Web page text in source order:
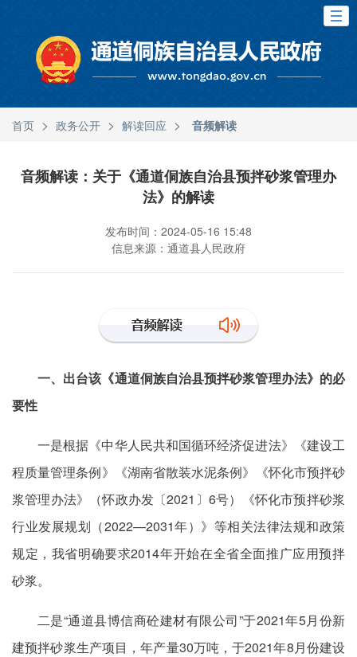
首页 > 政务公开 > 解读回应 > 音频解读
音频解读：关于《通道侗族自治县预拌砂浆管理办
法》的解读
发布时间：2024-05-16 15:48
信息来源：通道县人民政府
一、出台该《通道侗族自治县预拌砂浆管理办法》的必
要性
一是根据《中华人民共和国循环经济促进法》《建设工
程质量管理条例》《湖南省散装水泥条例》《怀化市预拌砂
浆管理办法》（怀政办发〔2021〕6号）《怀化市预拌砂浆
行业发展规划（2022—2031年）》等相关法律法规和政策
规定，我省明确要求2014年开始在全省全面推广应用预拌
砂浆。
二是“通道县博信商砼建材有限公司”于2021年5月份新
建预拌砂浆生产项目，年产量30万吨，于2021年8月份建设